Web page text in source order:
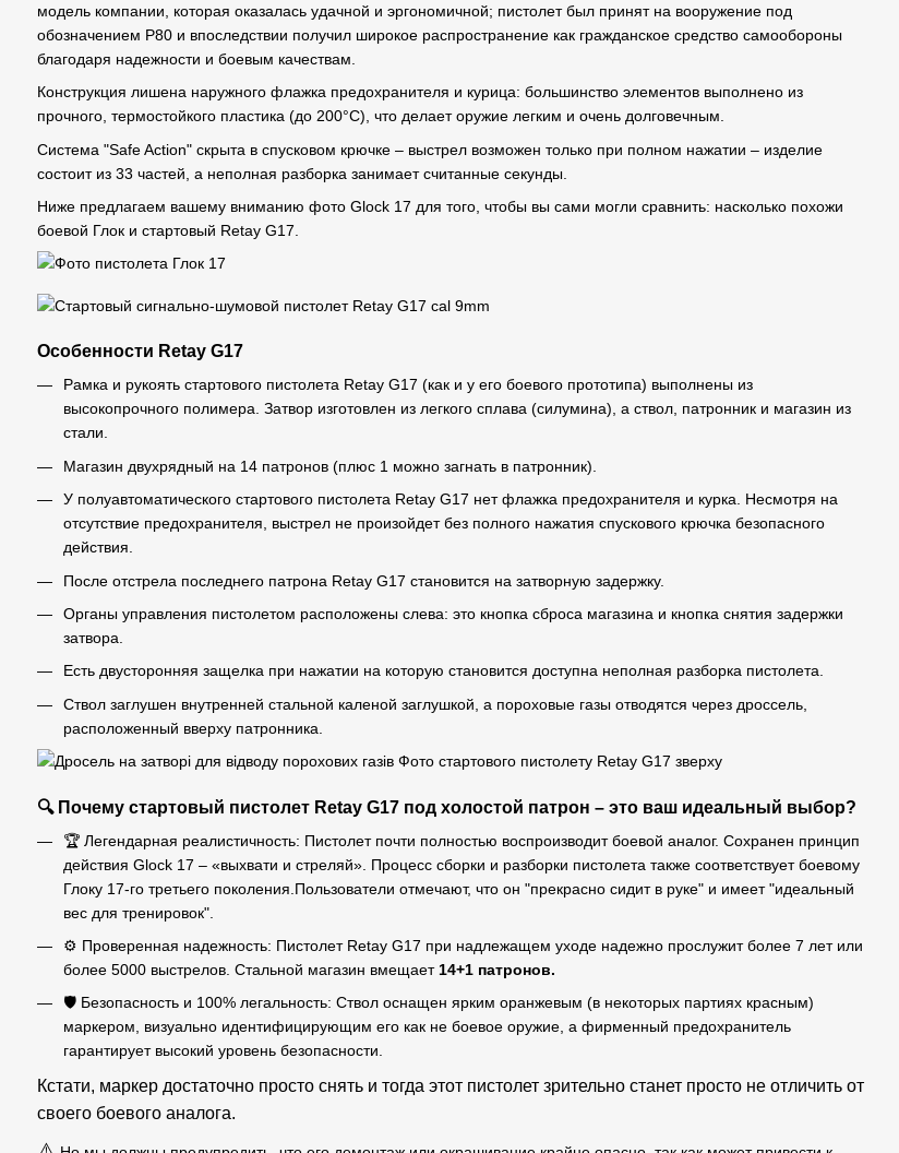
модель компании, которая оказалась удачной и эргономичной; пистолет был принят на вооружение под
обозначением P80 и впоследствии получил широкое распространение как гражданское средство самообороны
благодаря надежности и боевым качествам.
Конструкция лишена наружного флажка предохранителя и курица: большинство элементов выполнено из
прочного, термостойкого пластика (до 200°C), что делает оружие легким и очень долговечным.
Система "Safe Action" скрыта в спусковом крючке – выстрел возможен только при полном нажатии – изделие
состоит из 33 частей, а неполная разборка занимает считанные секунды.
Ниже предлагаем вашему вниманию фото Glock 17 для того, чтобы вы сами могли сравнить: насколько похожи
боевой Глок и стартовый Retay G17.
Особенности Retay G17
Рамка и рукоять стартового пистолета Retay G17 (как и у его боевого прототипа) выполнены из
высокопрочного полимера. Затвор изготовлен из легкого сплава (силумина), а ствол, патронник и магазин из
стали.
Магазин двухрядный на 14 патронов (плюс 1 можно загнать в патронник).
У полуавтоматического стартового пистолета Retay G17 нет флажка предохранителя и курка. Несмотря на
отсутствие предохранителя, выстрел не произойдет без полного нажатия спускового крючка безопасного
действия.
После отстрела последнего патрона Retay G17 становится на затворную задержку.
Органы управления пистолетом расположены слева: это кнопка сброса магазина и кнопка снятия задержки
затвора.
Есть двусторонняя защелка при нажатии на которую становится доступна неполная разборка пистолета.
Ствол заглушен внутренней стальной каленой заглушкой, а пороховые газы отводятся через дроссель,
расположенный вверху патронника.
🔍 Почему стартовый пистолет Retay G17 под холостой патрон – это ваш идеальный выбор?
🏆 Легендарная реалистичность: Пистолет почти полностью воспроизводит боевой аналог. Сохранен принцип
действия Glock 17 – «выхвати и стреляй». Процесс сборки и разборки пистолета также соответствует боевому
Глоку 17-го третьего поколения.Пользователи отмечают, что он "прекрасно сидит в руке" и имеет "идеальный
вес для тренировок".
⚙️ Проверенная надежность: Пистолет Retay G17 при надлежащем уходе надежно прослужит более 7 лет или
более 5000 выстрелов. Стальной магазин вмещает 14+1 патронов.
🛡️ Безопасность и 100% легальность: Ствол оснащен ярким оранжевым (в некоторых партиях красным)
маркером, визуально идентифицирующим его как не боевое оружие, а фирменный предохранитель
гарантирует высокий уровень безопасности.
Кстати, маркер достаточно просто снять и тогда этот пистолет зрительно станет просто не отличить от
своего боевого аналога.